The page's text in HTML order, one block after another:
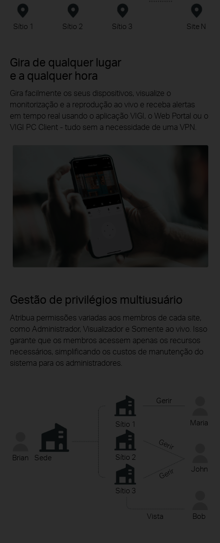
Sítio 1 Sítio 2 Sítio 3 Site N
Gira de qualquer lugar
e a qualquer hora
Gira facilmente os seus dispositivos, visualize o
monitorização e a reprodução ao vivo e receba alertas
em tempo real usando o aplicação VIGI, o Web Portal ou o
VIGI PC Client - tudo sem a necessidade de uma VPN.
Gestão de privilégios multiusuário
Atribua permissões variadas aos membros de cada site,
como Administrador, Visualizador e Somente ao vivo. Isso
garante que os membros acessem apenas os recursos
necessários, simplificando os custos de manutenção do
sistema para os administradores.
Brian Sede
Sítio 1
Sítio 2
Sítio 3
Gerir
Gerir
Gerir
Vista
Maria
John
Bob